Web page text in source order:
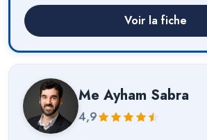
Voir la fiche
Me Ayham Sabra
4,9